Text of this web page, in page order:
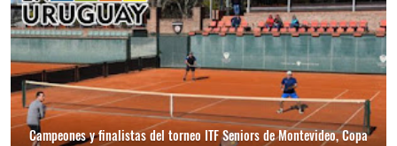
Campeones y finalistas del torneo ITF Seniors de Montevideo, Copa